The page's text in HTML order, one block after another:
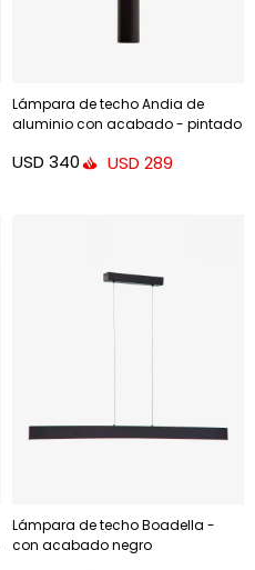
Lámpara de techo Andia de
aluminio con acabado - pintado
USD 340 USD 289
Lámpara de techo Boadella -
con acabado negro